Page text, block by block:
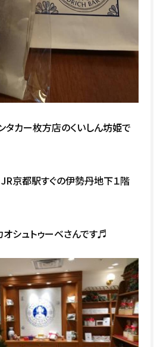
タカー枚方店のくいしん坊姫で
京都駅すぐの伊勢丹地下１階
オシュトゥーベさんです♬